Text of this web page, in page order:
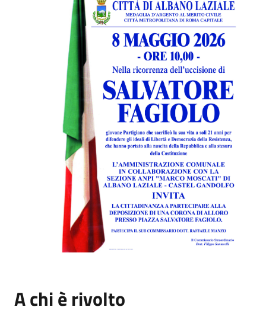
A chi è rivolto